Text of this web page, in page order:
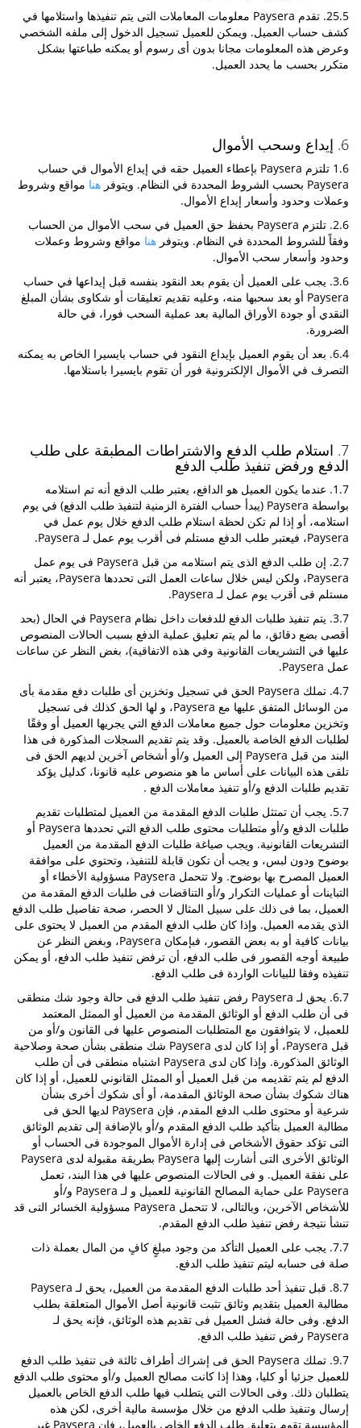
25.5. تقدم Paysera معلومات المعاملات التى يتم تنفيذها واستلامها في
كشف حساب العميل. ويمكن للعميل تسجيل الدخول إلى ملفه الشخصي
وعرض هذه المعلومات مجانا بدون أى رسوم أو يمكنه طباعتها بشكل
متكرر بحسب ما يحدد العميل.
6. إيداع وسحب الأموال
1.6 تلتزم Paysera بإعطاء العميل حقه في إيداع الأموال في حساب
Paysera بحسب الشروط المحددة في النظام. ويتوفر
هنا مواقع وشروط
وعملات وحدود وأسعار إيداع الأموال.
2.6. تلتزم Paysera بحفظ حق العميل في سحب الأموال من الحساب
وفقاً للشروط المحددة في النظام. ويتوفر هنا مواقع وشروط وعملات
وحدود وأسعار سحب الأموال.
3.6. يجب على العميل أن يقوم بعد النقود بنفسه قبل إيداعها في حساب
Paysera أو بعد سحبها منه، وعليه تقديم تعليقات أو شكاوى بشأن المبلغ
النقدي أو جودة الأوراق المالية بعد عملية السحب فورا، في حالة
الضرورة.
6.4. بعد أن يقوم العميل بإيداع النقود في حساب بايسيرا الخاص به يمكنه
التصرف في الأموال الإلكترونية فور أن تقوم بايسيرا باستلامها.
7. استلام طلب الدفع والاشتراطات المطبقة على طلب
الدفع ورفض تنفيذ طلب الدفع
1.7. عندما يكون العميل هو الدافع، يعتبر طلب الدفع أنه تم استلامه
بواسطة Paysera (يبدأ حساب الفترة الزمنية لتنفيذ طلب الدفع) في يوم
استلامه، أو إذا لم تكن لحظة استلام طلب الدفع خلال يوم عمل في
Paysera، فيعتبر طلب الدفع مستلم فى أقرب يوم عمل لـ Paysera.
2.7. إن طلب الدفع الذى يتم استلامه من قبل Paysera فى يوم عمل
Paysera، ولكن ليس خلال ساعات العمل التى تحددها Paysera، يعتبر أنه
مستلم فى أقرب يوم عمل لـ Paysera.
3.7. يتم تنفيذ طلبات الدفع للدفعات داخل نظام Paysera في الحال (بحد
أقصى بضع دقائق، ما لم يتم تعليق عملية الدفع بسبب الحالات المنصوص
عليها في التشريعات القانونية وفي هذه الاتفاقية)، بغض النظر عن ساعات
عمل Paysera.
4.7. تملك Paysera الحق في تسجيل وتخزين أى طلبات دفع مقدمة بأى
من الوسائل المتفق عليها مع Paysera، و لها الحق كذلك فى تسجيل
وتخزين معلومات حول جميع معاملات الدفع التي يجريها العميل أو وفقًا
لطلبات الدفع الخاصة بالعميل. وقد يتم تقديم السجلات المذكورة فى هذا
البند من قبل Paysera إلى العميل و/أو أشخاص آخرين لديهم الحق فى
تلقى هذه البيانات على أساس ما هو منصوص عليه قانونا، كدليل يؤكد
تقديم طلبات الدفع و/أو تنفيذ معاملات الدفع .
5.7. يجب أن تمتثل طلبات الدفع المقدمة من العميل لمتطلبات تقديم
طلبات الدفع و/أو متطلبات محتوى طلب الدفع التي تحددها Paysera أو
التشريعات القانونية. ويجب صياغة طلبات الدفع المقدمة من العميل
بوضوح ودون لبس، و يجب أن تكون قابلة للتنفيذ، وتحتوي على موافقة
العميل المصرح بها بوضوح. ولا تتحمل Paysera مسؤولية الأخطاء أو
التباينات أو عمليات التكرار و/أو التناقضات فى طلبات الدفع المقدمة من
العميل، بما فى ذلك على سبيل المثال لا الحصر، صحة تفاصيل طلب الدفع
الذي يقدمه العميل. وإذا كان طلب الدفع المقدم من العميل لا يحتوى على
بيانات كافية أو به بعض القصور، فبإمكان Paysera، وبغض النظر عن
طبيعة أوجه القصور فى طلب الدفع، أن ترفض تنفيذ طلب الدفع، أو يمكن
تنفيذه وفقا للبيانات الواردة فى طلب الدفع.
6.7. يحق لـ Paysera رفض تنفيذ طلب الدفع فى حالة وجود شك منطقى
فى أن طلب الدفع أو الوثائق المقدمة من العميل أو الممثل المعتمد
للعميل، لا يتوافقون مع المتطلبات المنصوص عليها فى القانون و/أو من
قبل Paysera، أو إذا كان لدى Paysera شك منطقى بشأن صحة وصلاحية
الوثائق المذكورة. وإذا كان لدى Paysera اشتباه منطقى فى أن طلب
الدفع لم يتم تقديمه من قبل العميل أو الممثل القانوني للعميل، أو إذا كان
هناك شكوك بشأن صحة الوثائق المقدمة، أو أى شكوك أخرى بشأن
شرعية أو محتوى طلب الدفع المقدم، فإن Paysera لديها الحق فى
مطالبة العميل بتأكيد طلب الدفع المقدم و/أو بالإضافة إلى تقديم الوثائق
التى تؤكد حقوق الأشخاص فى إدارة الأموال الموجودة فى الحساب أو
الوثائق الأخرى التى أشارت إليها Paysera بطريقة مقبولة لدى Paysera
على نفقة العميل. و فى الحالات المنصوص عليها في هذا البند، تعمل
Paysera على حماية المصالح القانونية للعميل و لـ Paysera و/أو
للأشخاص الآخرين، وبالتالى، لا تتحمل Paysera مسؤولية الخسائر التى قد
تنشأ نتيجة رفض تنفيذ طلب الدفع المقدم.
7.7. يجب على العميل التأكد من وجود مبلغٍ كافٍ من المال بعملة ذات
صلة فى حسابه ليتم تنفيذ طلب الدفع.
8.7. قبل تنفيذ أحد طلبات الدفع المقدمة من العميل، يحق لـ Paysera
مطالبة العميل بتقديم وثائق تثبت قانونية أصل الأموال المتعلقة بطلب
الدفع. وفى حالة فشل العميل فى تقديم هذه الوثائق، فإنه يحق لـ
Paysera رفض تنفيذ طلب الدفع.
9.7. تملك Paysera الحق فى إشراك أطراف ثالثة فى تنفيذ طلب الدفع
للعميل جزئيا أو كليا، وهذا إذا كانت مصالح العميل و/أو محتوى طلب الدفع
يتطلبان ذلك. وفى الحالات التي يتطلب فيها طلب الدفع الخاص بالعميل
إرسال وتنفيذ طلب الدفع من خلال مؤسسة مالية أخرى، لكن هذه
المؤسسة تقوم بتعليق طلب الدفع الخاص بالعميل، فإن Paysera غير